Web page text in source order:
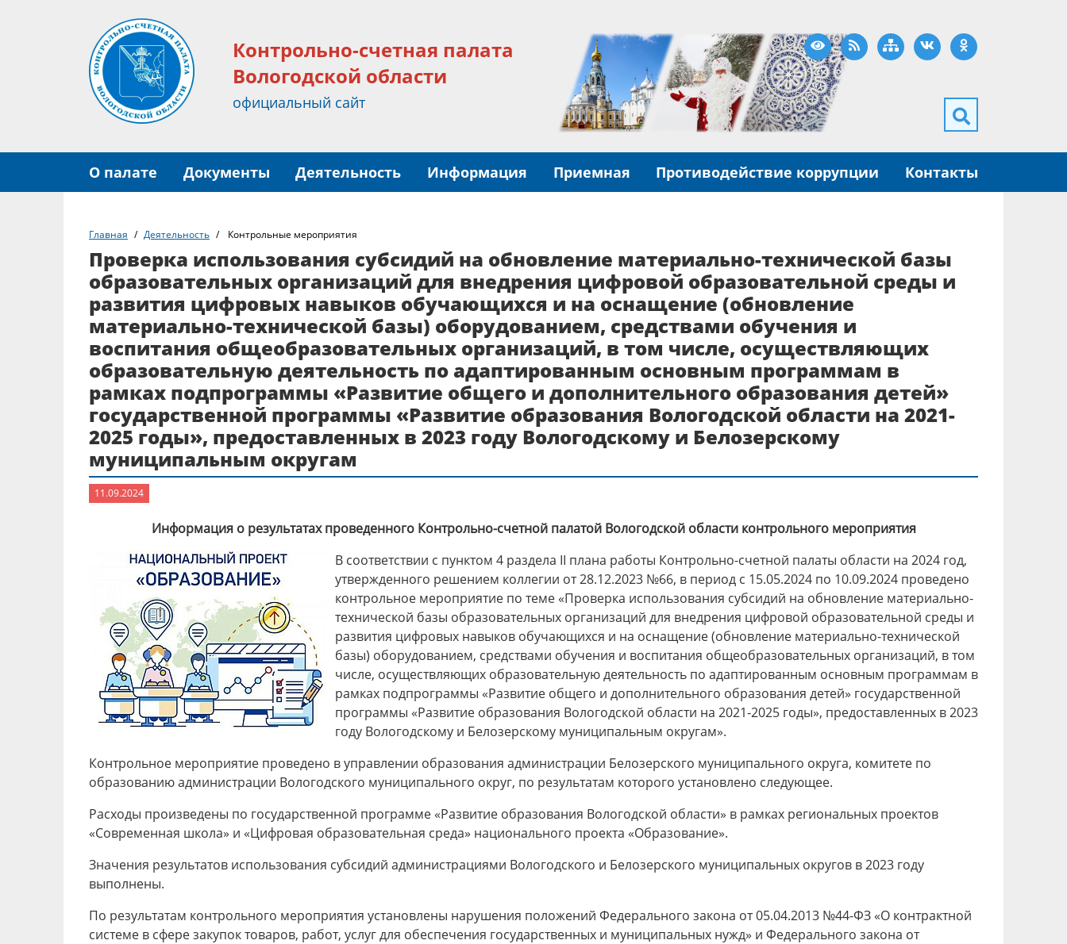
Контрольно-счетная палата
Вологодской области
официальный сайт
Версия для слабовидящих
RSS Карта сайта
ВКонтактеОдноклассники
О палате Документы Деятельность Информация Приемная Противодействие коррупции Контакты
Главная Деятельность Контрольные мероприятия
Проверка использования субсидий на обновление материально-технической базы
образовательных организаций для внедрения цифровой образовательной среды и
развития цифровых навыков обучающихся и на оснащение (обновление
материально-технической базы) оборудованием, средствами обучения и
воспитания общеобразовательных организаций, в том числе, осуществляющих
образовательную деятельность по адаптированным основным программам в
рамках подпрограммы «Развитие общего и дополнительного образования детей»
государственной программы «Развитие образования Вологодской области на 2021-
2025 годы», предоставленных в 2023 году Вологодскому и Белозерскому
муниципальным округам
11.09.2024
Информация о результатах проведенного Контрольно-счетной палатой Вологодской области контрольного мероприятия
В соответствии с пунктом 4 раздела II плана работы Контрольно-счетной палаты области на 2024 год,
утвержденного решением коллегии от 28.12.2023 №66, в период с 15.05.2024 по 10.09.2024 проведено
контрольное мероприятие по теме «Проверка использования субсидий на обновление материально-
технической базы образовательных организаций для внедрения цифровой образовательной среды и
развития цифровых навыков обучающихся и на оснащение (обновление материально-технической
базы) оборудованием, средствами обучения и воспитания общеобразовательных организаций, в том
числе, осуществляющих образовательную деятельность по адаптированным основным программам в
рамках подпрограммы «Развитие общего и дополнительного образования детей» государственной
программы «Развитие образования Вологодской области на 2021-2025 годы», предоставленных в 2023
году Вологодскому и Белозерскому муниципальным округам».
Контрольное мероприятие проведено в управлении образования администрации Белозерского муниципального округа, комитете по
образованию администрации Вологодского муниципального округ, по результатам которого установлено следующее.
Расходы произведены по государственной программе «Развитие образования Вологодской области» в рамках региональных проектов
«Современная школа» и «Цифровая образовательная среда» национального проекта «Образование».
Значения результатов использования субсидий администрациями Вологодского и Белозерского муниципальных округов в 2023 году
выполнены.
По результатам контрольного мероприятия установлены нарушения положений Федерального закона от 05.04.2013 №44-ФЗ «О контрактной
системе в сфере закупок товаров, работ, услуг для обеспечения государственных и муниципальных нужд» и Федерального закона от